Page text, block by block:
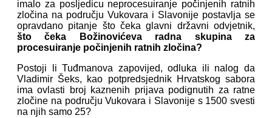
imalo za posljedicu neprocesuiranje počinjenih ratnih
zločina na području Vukovara i Slavonije postavlja se
opravdano pitanje što čeka glavni državni odvjetnik,
što čeka Božinovićeva radna skupina za
procesuiranje počinjenih ratnih zločina?
Postoji li Tuđmanova zapovijed, odluka ili nalog da
Vladimir Šeks, kao potpredsjednik Hrvatskog sabora
ima ovlasti broj kaznenih prijava podignutih za ratne
zločine na području Vukovara i Slavonije s 1500 svesti
na njih samo 25?